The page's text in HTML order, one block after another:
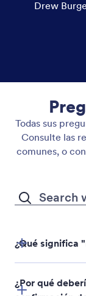
Drew
Todas sus
Consulte las
comunes, o
¿Qué significa
¿Por qué